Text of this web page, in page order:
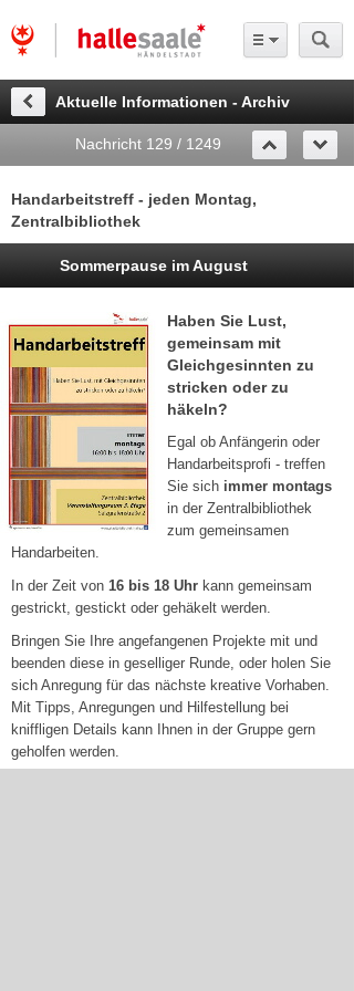
Aktuelle Informationen - Archiv
Nachricht 129 / 1249
Handarbeitstreff - jeden Montag,
Zentralbibliothek
Sommerpause im August
Haben Sie Lust,
gemeinsam mit
Gleichgesinnten zu
stricken oder zu
häkeln?
Egal ob Anfängerin oder
Handarbeitsprofi - treffen
Sie sich immer montags
in der Zentralbibliothek
zum gemeinsamen
Handarbeiten.
In der Zeit von 16 bis 18 Uhr kann gemeinsam
gestrickt, gestickt oder gehäkelt werden.
Bringen Sie Ihre angefangenen Projekte mit und
beenden diese in geselliger Runde, oder holen Sie
sich Anregung für das nächste kreative Vorhaben.
Mit Tipps, Anregungen und Hilfestellung bei
kniffligen Details kann Ihnen in der Gruppe gern
geholfen werden.